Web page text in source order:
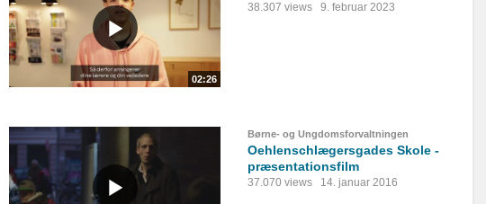
02:26
38.307 views 9. februar 2023
Børne- og Ungdomsforvaltningen
Oehlenschlægersgades Skole -
præsentationsfilm
37.070 views 14. januar 2016